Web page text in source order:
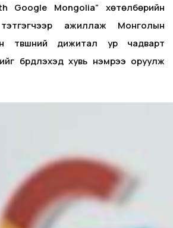
Google Mongolia” хөтөлбөрийн
ажиллаж Монголын
түвшний дижитал ур чадварт
бүрдүүлэхэд хувь нэмрээ оруулж